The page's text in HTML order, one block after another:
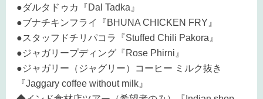
●ダルタドゥカ『Dal Tadka』
●ブナチキンフライ『BHUNA CHICKEN FRY』
●スタッフドチリパコラ『Stuffed Chili Pakora』
●ジャガリープディング『Rose Phirni』
●ジャガリー（ジャグリー）コーヒー ミルク抜き
『Jaggary coffee without milk』